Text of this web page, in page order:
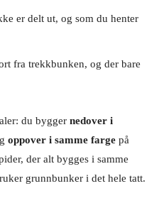
er delt ut, og som du henter
fra trekkbunken, og der bare
du bygger nedover i
oppover i samme farge på
der alt bygges i samme
grunnbunker i det hele tatt.